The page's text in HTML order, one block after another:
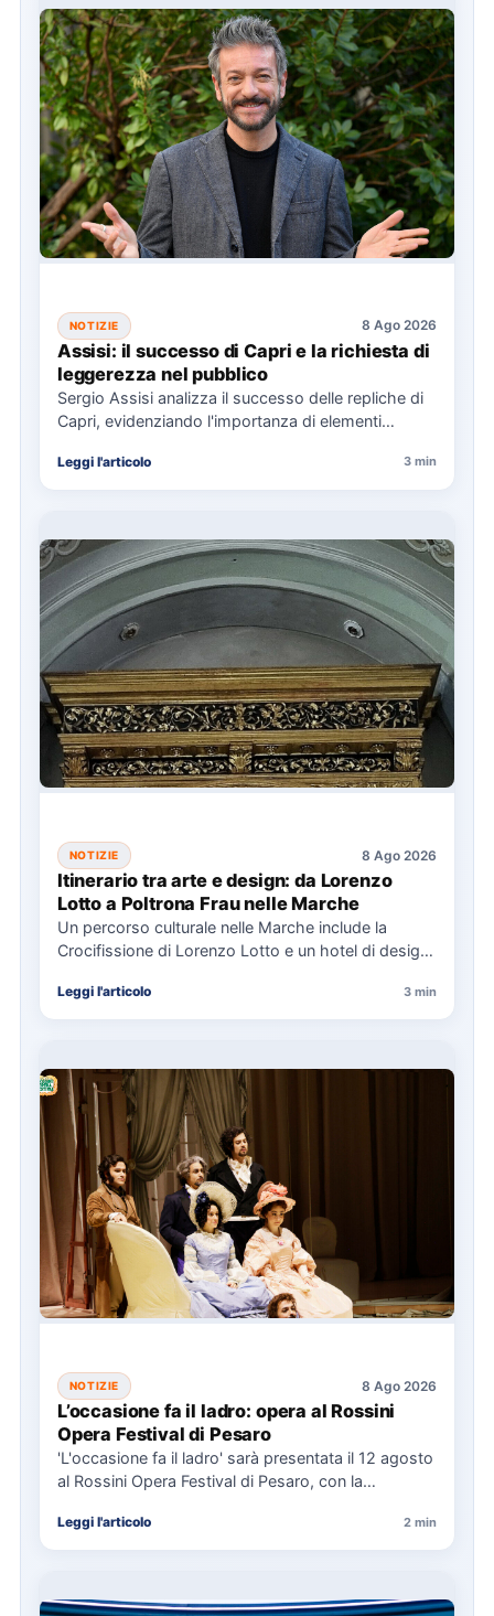
NOTIZIE 8 Ago 2026
Assisi: il successo di Capri e la richiesta di
leggerezza nel pubblico
Sergio Assisi analizza il successo delle repliche di
Capri, evidenziando l'importanza di elementi
Leggi l'articolo 3 min
NOTIZIE 8 Ago 2026
Itinerario tra arte e design: da Lorenzo
Lotto a Poltrona Frau nelle Marche
Un percorso culturale nelle Marche include la
Crocifissione di Lorenzo Lotto e un hotel di design,
Leggi l'articolo 3 min
NOTIZIE 8 Ago 2026
L’occasione fa il ladro: opera al Rossini
Opera Festival di Pesaro
'L'occasione fa il ladro' sarà presentata il 12 agosto
al Rossini Opera Festival di Pesaro, con la
Leggi l'articolo 2 min